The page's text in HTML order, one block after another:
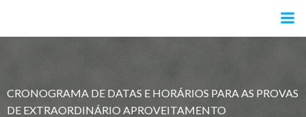
o
CRONOGRAMA DE DATAS E HORÁRIOS PARA AS PROVAS
DE EXTRAORDINÁRIO APROVEITAMENTO